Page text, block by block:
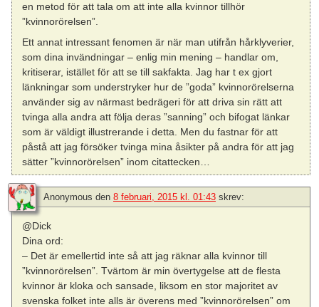
en metod för att tala om att inte alla kvinnor tillhör
”kvinnorörelsen”.
Ett annat intressant fenomen är när man utifrån hårklyverier,
som dina invändningar – enlig min mening – handlar om,
kritiserar, istället för att se till sakfakta. Jag har t ex gjort
länkningar som understryker hur de ”goda” kvinnorörelserna
använder sig av närmast bedrägeri för att driva sin rätt att
tvinga alla andra att följa deras ”sanning” och bifogat länkar
som är väldigt illustrerande i detta. Men du fastnar för att
påstå att jag försöker tvinga mina åsikter på andra för att jag
sätter ”kvinnorörelsen” inom citattecken…
Anonymous den 8 februari, 2015 kl. 01:43 skrev:
@Dick
Dina ord:
– Det är emellertid inte så att jag räknar alla kvinnor till
”kvinnorörelsen”. Tvärtom är min övertygelse att de flesta
kvinnor är kloka och sansade, liksom en stor majoritet av
svenska folket inte alls är överens med ”kvinnorörelsen” om